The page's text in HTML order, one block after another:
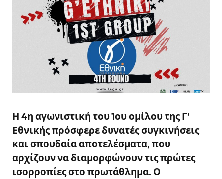
Η 4η αγωνιστική του 1ου ομίλου της Γ’
Εθνικής πρόσφερε δυνατές συγκινήσεις
και σπουδαία αποτελέσματα, που
αρχίζουν να διαμορφώνουν τις πρώτες
ισορροπίες στο πρωτάθλημα. Ο